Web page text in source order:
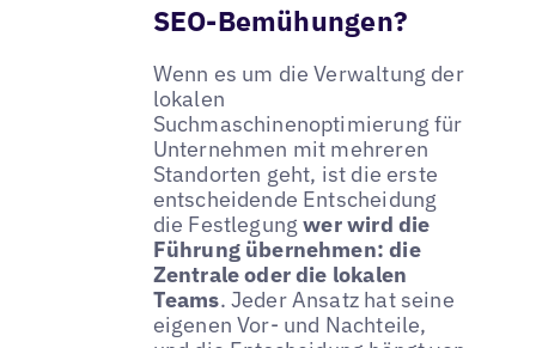
SEO-Bemühungen?
Wenn es um die Verwaltung der
lokalen
Suchmaschinenoptimierung für
Unternehmen mit mehreren
Standorten geht, ist die erste
entscheidende Entscheidung
die Festlegungwer wird die
Führung übernehmen: die
Zentrale oder die lokalen
Teams. Jeder Ansatz hat seine
eigenen Vor- und Nachteile,